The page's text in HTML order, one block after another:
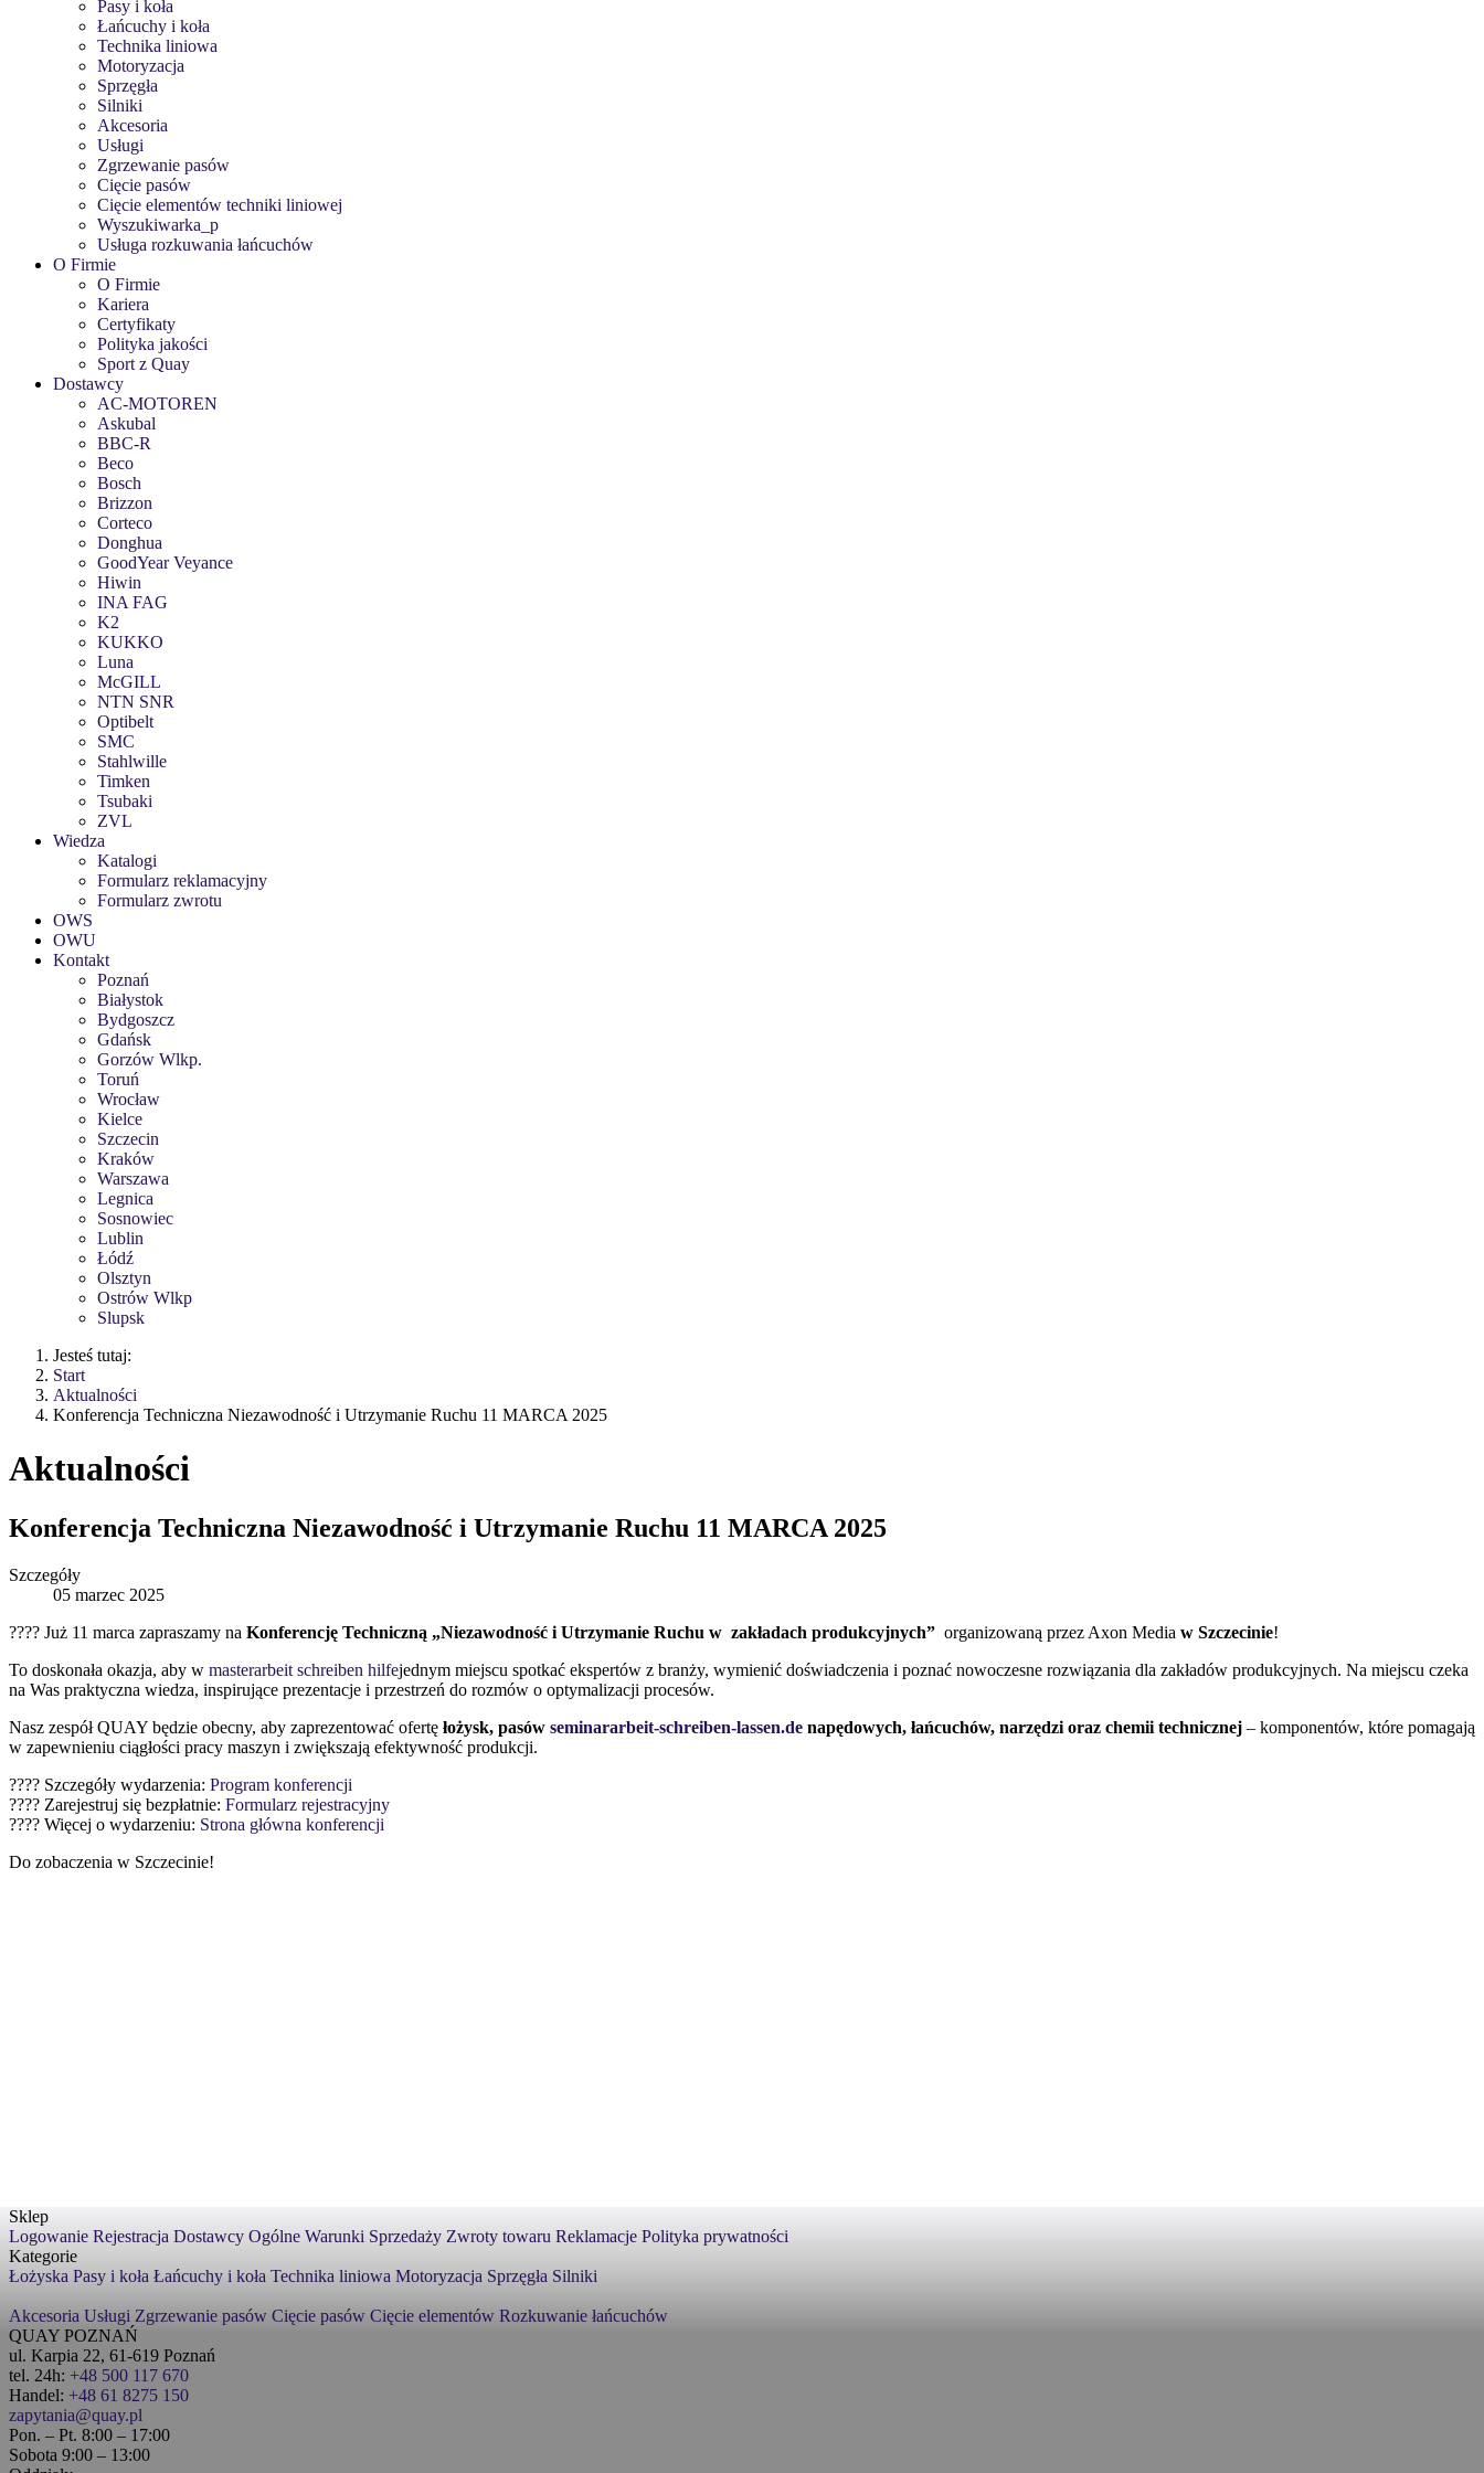
Pasy i koła
Łańcuchy i koła
Technika liniowa
Motoryzacja
Sprzęgła
Silniki
Akcesoria
Usługi
Zgrzewanie pasów
Cięcie pasów
Cięcie elementów techniki liniowej
Wyszukiwarka_p
Usługa rozkuwania łańcuchów
O Firmie
O Firmie
Kariera
Certyfikaty
Polityka jakości
Sport z Quay
Dostawcy
AC-MOTOREN
Askubal
BBC-R
Beco
Bosch
Brizzon
Corteco
Donghua
GoodYear Veyance
Hiwin
INA FAG
K2
KUKKO
Luna
McGILL
NTN SNR
Optibelt
SMC
Stahlwille
Timken
Tsubaki
ZVL
Wiedza
Katalogi
Formularz reklamacyjny
Formularz zwrotu
OWS
OWU
Kontakt
Poznań
Białystok
Bydgoszcz
Gdańsk
Gorzów Wlkp.
Toruń
Wrocław
Kielce
Szczecin
Kraków
Warszawa
Legnica
Sosnowiec
Lublin
Łódź
Olsztyn
Ostrów Wlkp
Slupsk
Jesteś tutaj:
Start
Aktualności
Konferencja Techniczna Niezawodność i Utrzymanie Ruchu 11 MARCA 2025
Aktualności
Konferencja Techniczna Niezawodność i Utrzymanie Ruchu 11 MARCA 2025
Szczegóły
05 marzec 2025
???? Już 11 marca zapraszamy na Konferencję Techniczną „Niezawodność i Utrzymanie Ruchu w zakładach produkcyjnych” organizowaną przez Axon Media w Szczecinie!
To doskonała okazja, aby w masterarbeit schreiben hilfejednym miejscu spotkać ekspertów z branży, wymienić doświadczenia i poznać nowoczesne rozwiązania dla zakładów produkcyjnych. Na miejscu czeka
na Was praktyczna wiedza, inspirujące prezentacje i przestrzeń do rozmów o optymalizacji procesów.
Nasz zespół QUAY będzie obecny, aby zaprezentować ofertę łożysk, pasów seminararbeit-schreiben-lassen.de napędowych, łańcuchów, narzędzi oraz chemii technicznej – komponentów, które pomagają
w zapewnieniu ciągłości pracy maszyn i zwiększają efektywność produkcji.
???? Szczegóły wydarzenia: Program konferencji
???? Zarejestruj się bezpłatnie: Formularz rejestracyjny
???? Więcej o wydarzeniu: Strona główna konferencji
Do zobaczenia w Szczecinie!
Sklep
Logowanie Rejestracja Dostawcy Ogólne Warunki Sprzedaży Zwroty towaru Reklamacje Polityka prywatności
Kategorie
Łożyska Pasy i koła Łańcuchy i koła Technika liniowa Motoryzacja Sprzęgła Silniki
Akcesoria Usługi Zgrzewanie pasów Cięcie pasów Cięcie elementów Rozkuwanie łańcuchów
QUAY POZNAŃ
ul. Karpia 22, 61-619 Poznań
tel. 24h: +48 500 117 670
Handel: +48 61 8275 150
zapytania@quay.pl
Pon. – Pt. 8:00 – 17:00
Sobota 9:00 – 13:00